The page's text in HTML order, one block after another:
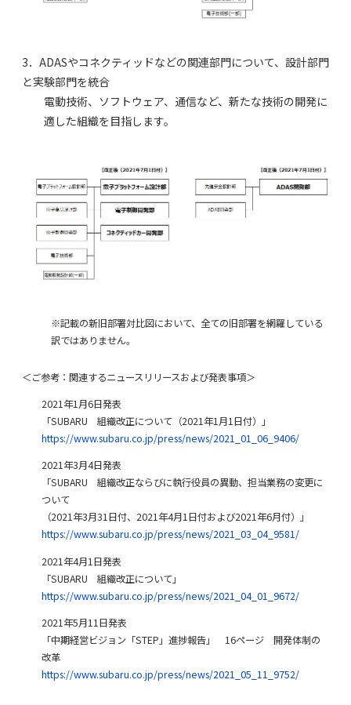
3．ADASやコネクティッドなどの関連部門について、設計部門
と実験部門を統合
電動技術、ソフトウェア、通信など、新たな技術の開発に
適した組織を目指します。
※記載の新旧部署対比図において、全ての旧部署を網羅している
訳ではありません。
＜ご参考：関連するニュースリリースおよび発表事項＞
2021年1月6日発表
「SUBARU 組織改正について（2021年1月1日付）」
https://www.subaru.co.jp/press/news/2021_01_06_9406/
2021年3月4日発表
「SUBARU 組織改正ならびに執行役員の異動、担当業務の変更に
ついて
（2021年3月31日付、2021年4月1日付および2021年6月付）」
https://www.subaru.co.jp/press/news/2021_03_04_9581/
2021年4月1日発表
「SUBARU 組織改正について」
https://www.subaru.co.jp/press/news/2021_04_01_9672/
2021年5月11日発表
「中期経営ビジョン「STEP」進捗報告」 16ページ 開発体制の
改革
https://www.subaru.co.jp/press/news/2021_05_11_9752/